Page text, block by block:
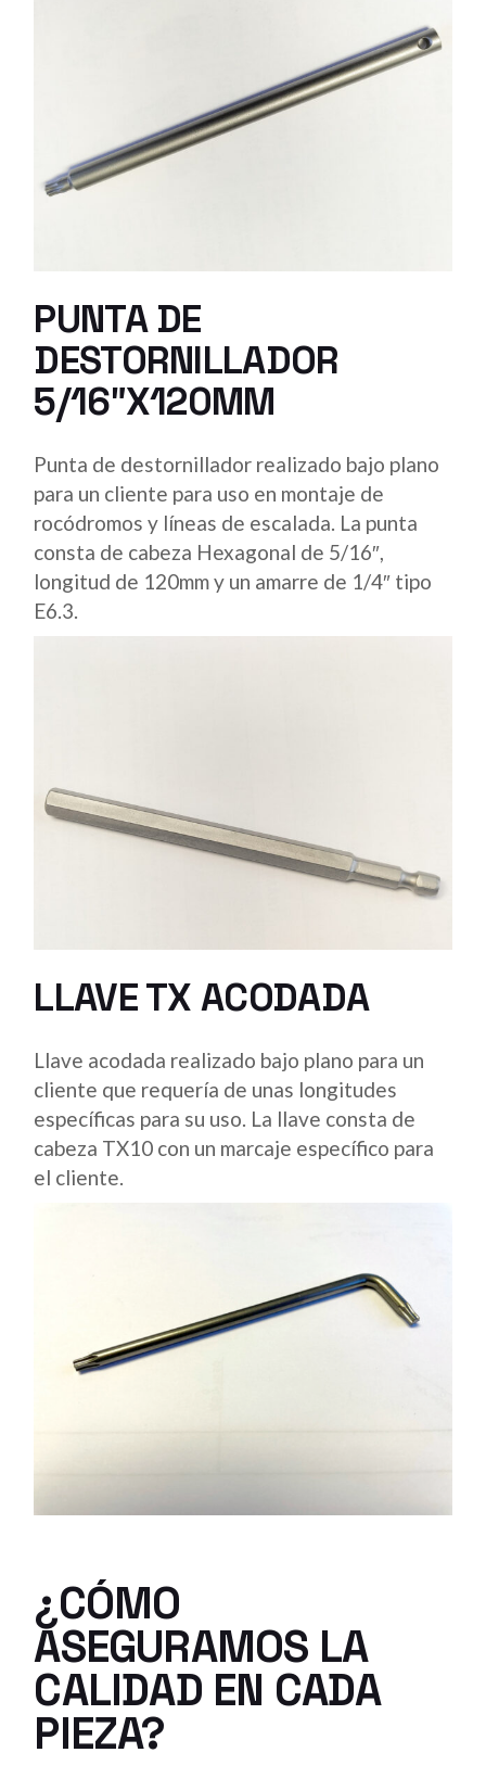
PUNTA DE
DESTORNILLADOR
5/16″X120MM
Punta de destornillador realizado bajo plano
para un cliente para uso en montaje de
rocódromos y líneas de escalada. La punta
consta de cabeza Hexagonal de 5/16″,
longitud de 120mm y un amarre de 1/4″ tipo
E6.3.
LLAVE TX ACODADA
Llave acodada realizado bajo plano para un
cliente que requería de unas longitudes
específicas para su uso. La llave consta de
cabeza TX10 con un marcaje específico para
el cliente.
¿CÓMO
ASEGURAMOS LA
CALIDAD EN CADA
PIEZA?